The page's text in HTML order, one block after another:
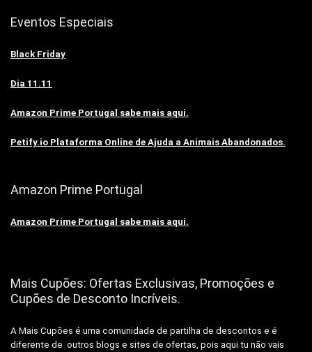
Eventos Especiais
Black Friday
Dia 11.11
Amazon Prime Portugal sabe mais aqui.
Petify.io Plataforma Online de Ajuda a Animais Abandonados.
Amazon Prime Portugal
Amazon Prime Portugal sabe mais aqui.
Mais Cupões: Ofertas Exclusivas, Promoções e
Cupões de Desconto Incríveis.
A Mais Cupões é uma comunidade de partilha de descontos e é
diferente de outros blogs e sites de ofertas, pois aqui tu não vais